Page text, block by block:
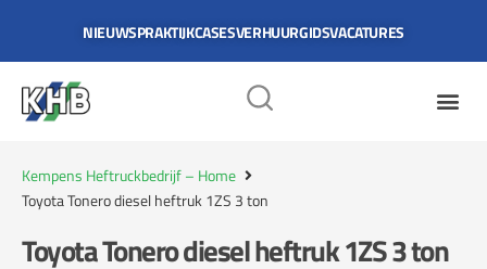
NIEUWSPRAKTIJKCASESVERHUURGIDSVACATURES
Kempens Heftruckbedrijf – Home
Toyota Tonero diesel heftruk 1ZS 3 ton
Toyota Tonero diesel heftruk 1ZS 3 ton